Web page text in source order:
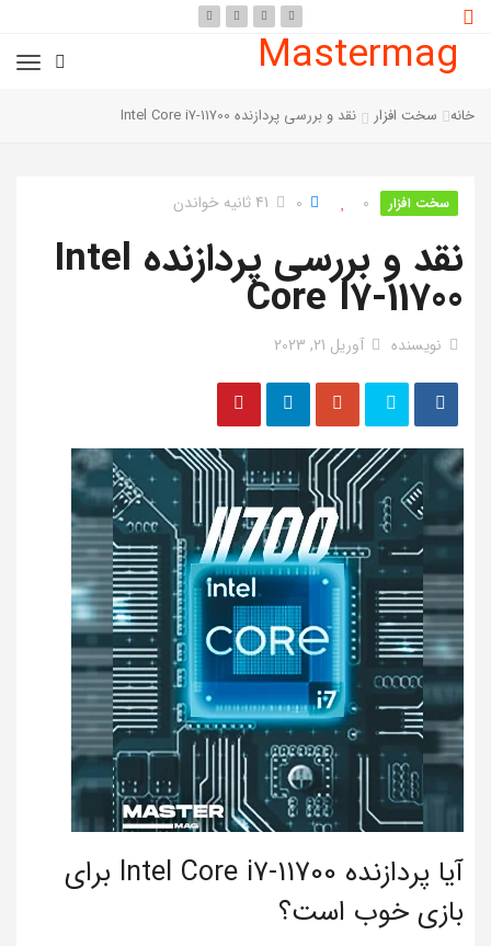
Mastermag
خانه سخت افزار نقد و بررسی پردازنده Intel Core i7-11700
سخت افزار 0
0 41 ثانیه خواندن
نقد و بررسی پردازنده Intel
Core I7-11700
نویسنده آوریل 21, 2023
آیا پردازنده Intel Core i7-11700 برای
بازی خوب است؟